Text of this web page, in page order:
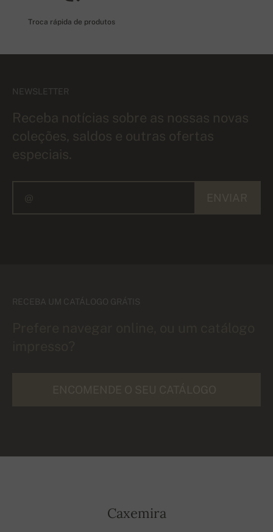
Troca rápida de produtos
NEWSLETTER
Receba notícias sobre as nossas novas
coleções, saldos e outras ofertas
especiais.
RECEBA UM CATÁLOGO GRÁTIS
Caxemira